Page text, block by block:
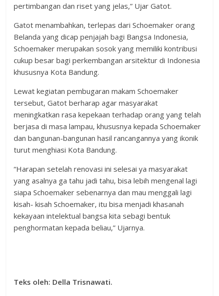
pertimbangan dan riset yang jelas,” Ujar Gatot.
Gatot menambahkan, terlepas dari Schoemaker orang
Belanda yang dicap penjajah bagi Bangsa Indonesia,
Schoemaker merupakan sosok yang memiliki kontribusi
cukup besar bagi perkembangan arsitektur di Indonesia
khususnya Kota Bandung.
Lewat kegiatan pembugaran makam Schoemaker
tersebut, Gatot berharap agar masyarakat
meningkatkan rasa kepekaan terhadap orang yang telah
berjasa di masa lampau, khususnya kepada Schoemaker
dan bangunan-bangunan hasil rancangannya yang ikonik
turut menghiasi Kota Bandung.
“Harapan setelah renovasi ini selesai ya masyarakat
yang asalnya ga tahu jadi tahu, bisa lebih mengenal lagi
siapa Schoemaker sebenarnya dan mau menggali lagi
kisah- kisah Schoemaker, itu bisa menjadi khasanah
kekayaan intelektual bangsa kita sebagi bentuk
penghormatan kepada beliau,” Ujarnya.
Teks oleh: Della Trisnawati.